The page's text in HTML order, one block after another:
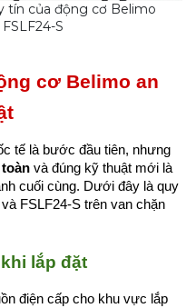
tín của động cơ Belimo
S
cơ Belimo an
tế là bước đầu tiên, nhưng
và đúng kỹ thuật mới là
cuối cùng. Dưới đây là quy
FSLF24-S trên van chặn
lắp đặt
điện cấp cho khu vực lắp